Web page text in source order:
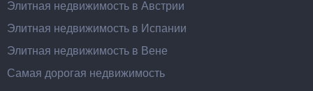
Элитная недвижимость в Австрии
Элитная недвижимость в Испании
Элитная недвижимость в Вене
Самая дорогая недвижимость